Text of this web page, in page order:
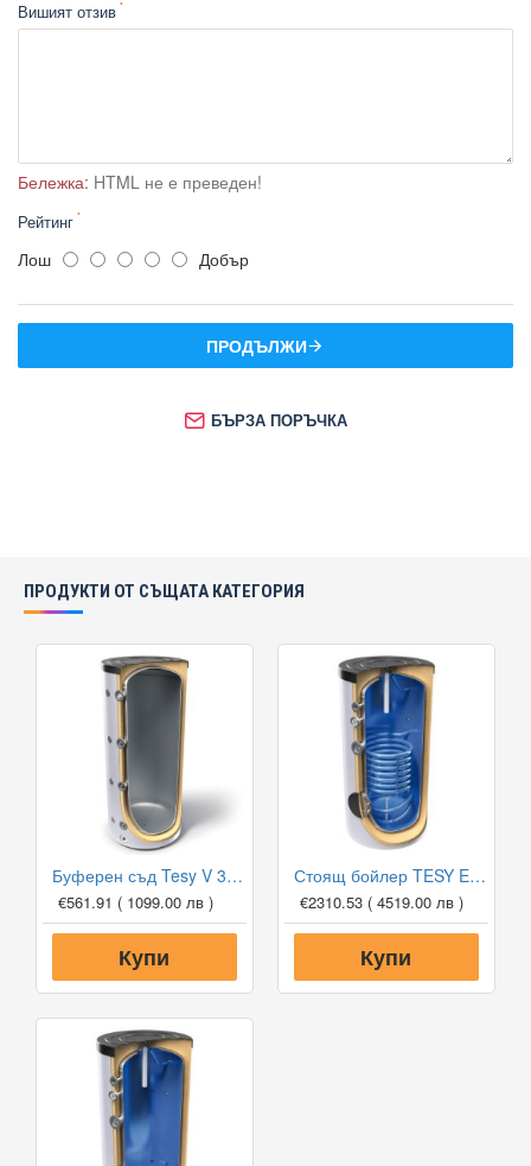
Вишият отзив
Бележка: HTML не е преведен!
Рейтинг
Лош Добър
ПРОДЪЛЖИ
БЪРЗА ПОРЪЧКА
ПРОДУКТИ ОТ СЪЩАТА КАТЕГОРИЯ
Буферен съд Tesy V 300 65 F41 P4 за отоплителни инсталации
€561.91 ( 1099.00 лв )
Купи
Стоящ бойлер TESY EV 13 S 1000 101 DN18 със серпентина
€2310.53 ( 4519.00 лв )
Купи